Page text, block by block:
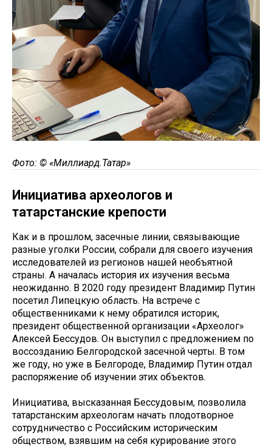
Фото: © «Миллиард.Татар»
Инициатива археологов и
татарстанские крепости
Как и в прошлом, засечные линии, связывающие
разные уголки России, собрали для своего изучения
исследователей из регионов нашей необъятной
страны. А началась история их изучения весьма
неожиданно. В 2020 году президент Владимир Путин
посетил Липецкую область. На встрече с
общественниками к нему обратился историк,
президент общественной организации «Археолог»
Алексей Бессудов. Он выступил с предложением по
воссозданию Белгородской засечной черты. В том
же году, но уже в Белгороде, Владимир Путин отдал
распоряжение об изучении этих объектов.
Инициатива, высказанная Бессудовым, позволила
татарстанским археологам начать плодотворное
сотрудничество с Российским историческим
обществом, взявшим на себя курирование этого